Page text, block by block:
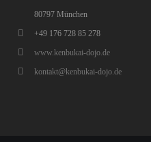
80797 München
+49 176 728 85 278
www.kenbukai-dojo.de
kontakt@kenbukai-dojo.de